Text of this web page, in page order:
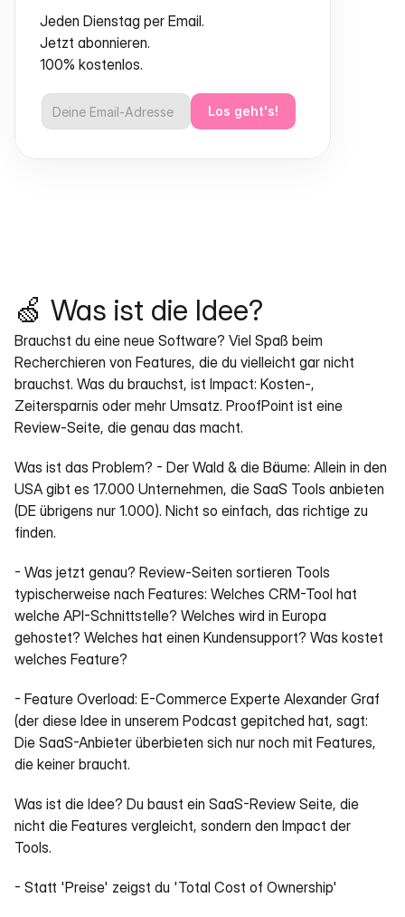
🍏 Was ist die Idee?
Brauchst du eine neue Software? Viel Spaß beim
Recherchieren von Features, die du vielleicht gar nicht
brauchst. Was du brauchst, ist Impact: Kosten-,
Zeitersparnis oder mehr Umsatz. ProofPoint ist eine
Review-Seite, die genau das macht.
Was ist das Problem? - Der Wald & die Bäume: Allein in den
USA gibt es 17.000 Unternehmen, die SaaS Tools anbieten
(DE übrigens nur 1.000). Nicht so einfach, das richtige zu
finden.
- Was jetzt genau? Review-Seiten sortieren Tools
typischerweise nach Features: Welches CRM-Tool hat
welche API-Schnittstelle? Welches wird in Europa
gehostet? Welches hat einen Kundensupport? Was kostet
welches Feature?
- Feature Overload: E-Commerce Experte Alexander Graf
(der diese Idee in unserem Podcast gepitched hat, sagt:
Die SaaS-Anbieter überbieten sich nur noch mit Features,
die keiner braucht.
Was ist die Idee? Du baust ein SaaS-Review Seite, die
nicht die Features vergleicht, sondern den Impact der
Tools.
- Statt 'Preise' zeigst du 'Total Cost of Ownership'
Jeden Dienstag per Email.
Jetzt abonnieren.
100% kostenlos.
Los geht's!